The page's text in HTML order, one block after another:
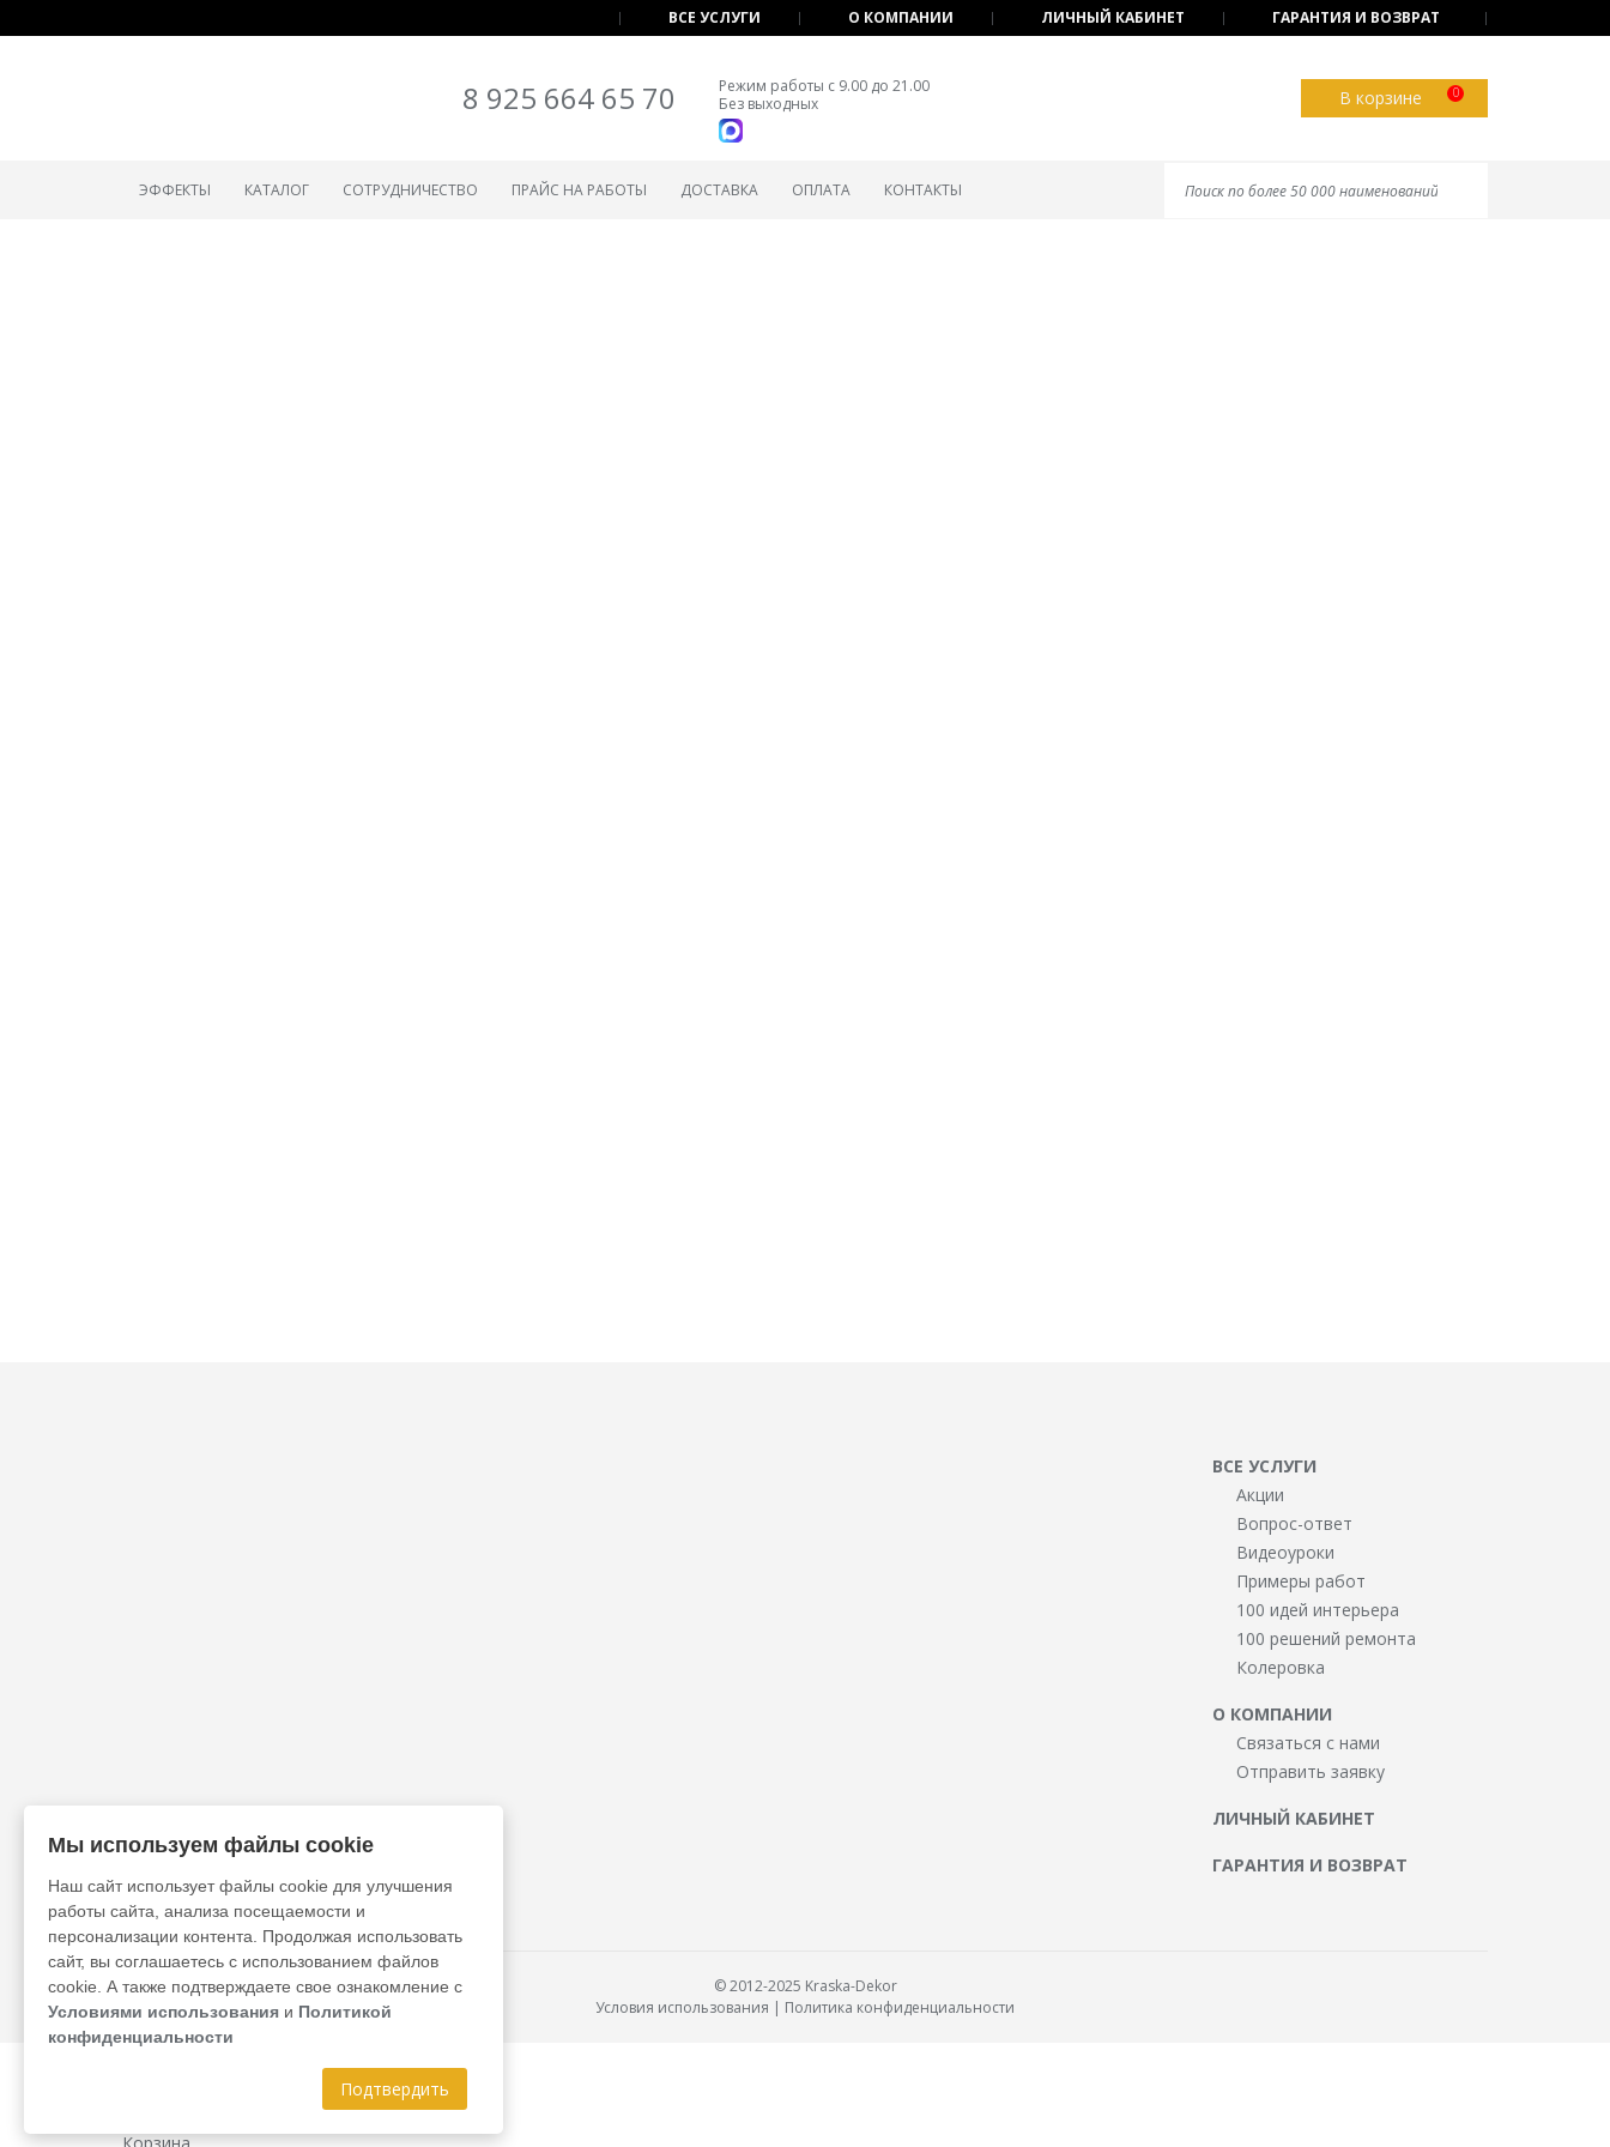
ВСЕ УСЛУГИ О КОМПАНИИ ЛИЧНЫЙ КАБИНЕТ ГАРАНТИЯ И ВОЗВРАТ
8 925 664 65 70
Режим работы с 9.00 до 21.00
Без выходных
В корзине 0
ЭФФЕКТЫ КАТАЛОГ СОТРУДНИЧЕСТВО ПРАЙС НА РАБОТЫ ДОСТАВКА ОПЛАТА КОНТАКТЫ
ВСЕ УСЛУГИ
Акции
Вопрос-ответ
Видеоуроки
Примеры работ
100 идей интерьера
100 решений ремонта
Колеровка
О КОМПАНИИ
Связаться с нами
Отправить заявку
ЛИЧНЫЙ КАБИНЕТ
ГАРАНТИЯ И ВОЗВРАТ
© 2012-2025 Kraska-Dekor
Условия использования | Политика конфиденциальности
Мы используем файлы cookie
Наш сайт использует файлы cookie для улучшения
работы сайта, анализа посещаемости и
персонализации контента. Продолжая использовать
сайт, вы соглашаетесь с использованием файлов
cookie. А также подтверждаете свое ознакомление с
Условиями использования и Политикой
конфиденциальности
Подтвердить